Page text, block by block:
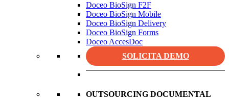
Doceo BioSign F2F
Doceo BioSign Mobile
Doceo BioSign Delivery
Doceo BioSign Forms
Doceo AccesDoc
SOLICITA DEMO
OUTSOURCING DOCUMENTAL